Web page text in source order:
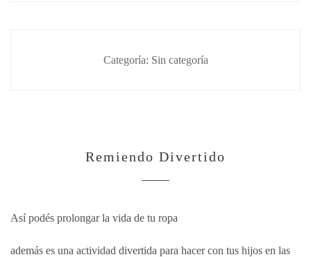
Categoría: Sin categoría
Remiendo Divertido
Así podés prolongar la vida de tu ropa
además es una actividad divertida para hacer con tus hijos en las